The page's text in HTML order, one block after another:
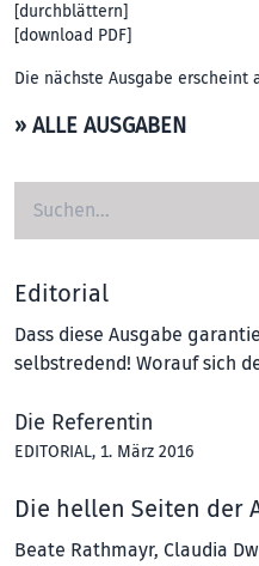
[durchblättern]
[download PDF]
Die nächste Ausgabe erscheint
» ALLE AUSGABEN
Editorial
Dass diese Ausgabe
selbstredend! Worauf sich
Die Referentin
EDITORIAL, 1. März 2016
Die hellen Seiten der
Beate Rathmayr, Claudia